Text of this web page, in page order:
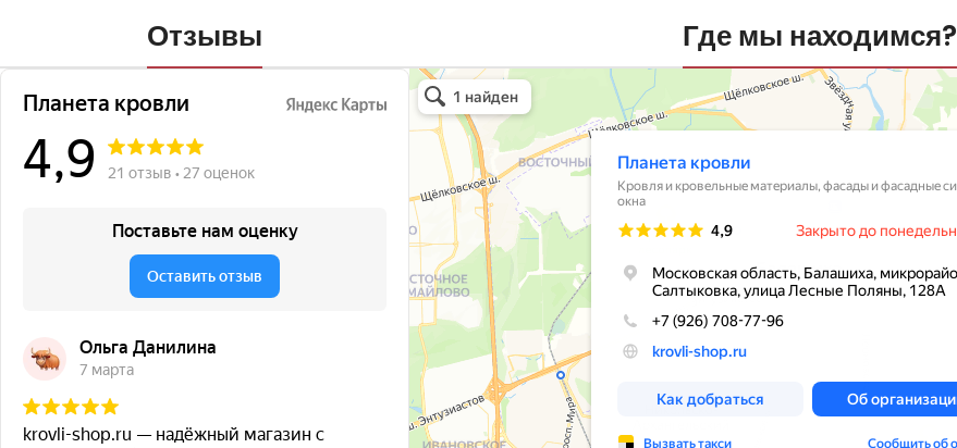
Отзывы Где мы находимся?
Планета кровли
Кровля и кровельные материалы в Балашихе
Окна в Балашихе